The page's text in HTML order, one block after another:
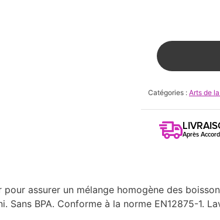
Catégories : Arts de
Après
assurer un mélange homogène des
BPA. Conforme à la norme EN12875-1.